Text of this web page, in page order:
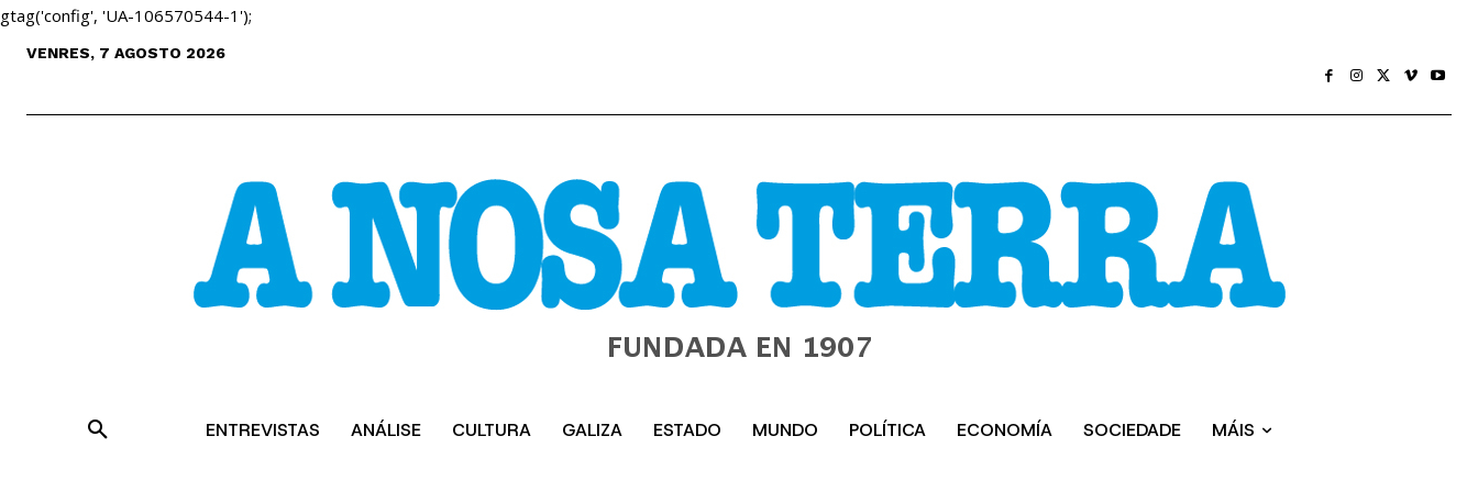
gtag('config', 'UA-106570544-1');
VENRES, 7 AGOSTO 2026
ENTREVISTAS ANÁLISE CULTURA GALIZA ESTADO MUNDO POLÍTICA ECONOMÍA SOCIEDADE MÁIS